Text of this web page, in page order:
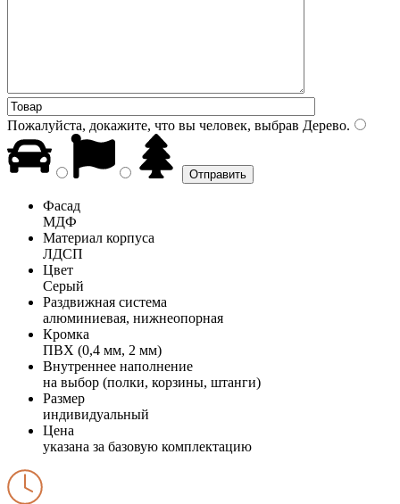
Пожалуйста, докажите, что вы человек, выбрав Дерево.
Фасад
МДФ
Материал корпуса
ЛДСП
Цвет
Серый
Раздвижная система
алюминиевая, нижнеопорная
Кромка
ПВХ (0,4 мм, 2 мм)
Внутреннее наполнение
на выбор (полки, корзины, штанги)
Размер
индивидуальный
Цена
указана за базовую комплектацию